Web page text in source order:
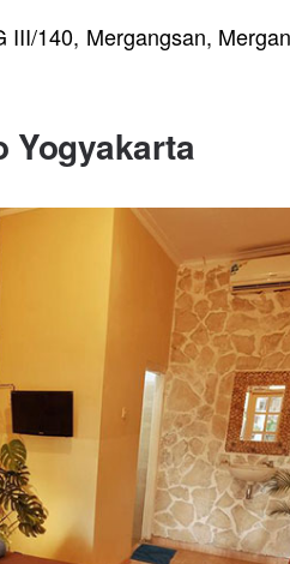
140, Mergangsan,
Yogyakarta